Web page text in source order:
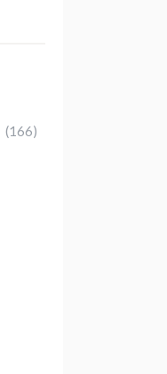
(166)